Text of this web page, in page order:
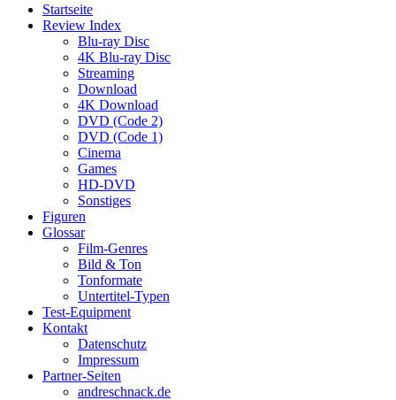
Startseite
Review Index
Blu-ray Disc
4K Blu-ray Disc
Streaming
Download
4K Download
DVD (Code 2)
DVD (Code 1)
Cinema
Games
HD-DVD
Sonstiges
Figuren
Glossar
Film-Genres
Bild & Ton
Tonformate
Untertitel-Typen
Test-Equipment
Kontakt
Datenschutz
Impressum
Partner-Seiten
andreschnack.de